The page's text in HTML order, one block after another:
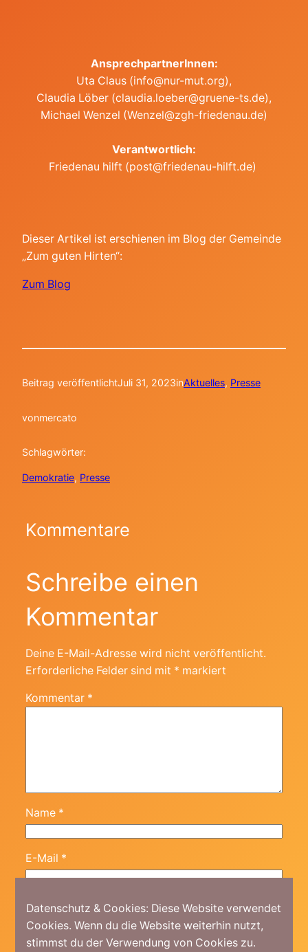
AnsprechpartnerInnen:
Uta Claus (info@nur-mut.org),
Claudia Löber (claudia.loeber@gruene-ts.de),
Michael Wenzel (Wenzel@zgh-friedenau.de)
Verantwortlich:
Friedenau hilft (post@friedenau-hilft.de)
Dieser Artikel ist erschienen im Blog der Gemeinde
„Zum guten Hirten“:
Zum Blog
Beitrag veröffentlichtJuli 31, 2023inAktuelles, Presse
vonmercato
Schlagwörter:
Demokratie, Presse
Kommentare
Schreibe einen
Kommentar
Deine E-Mail-Adresse wird nicht veröffentlicht.
Erforderliche Felder sind mit * markiert
Kommentar *
Name *
E-Mail *
Website
Meinen Namen, meine E-Mail-Adresse und
Datenschutz & Cookies: Diese Website verwendet
Cookies. Wenn du die Website weiterhin nutzt,
stimmst du der Verwendung von Cookies zu.